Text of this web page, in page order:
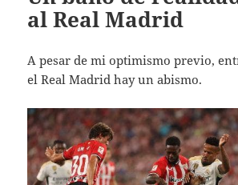
al Real Madrid
A pesar de mi optimismo previo,
el Real Madrid hay un abismo.